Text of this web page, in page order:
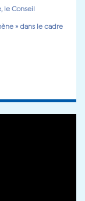
le Conseil
» dans le cadre